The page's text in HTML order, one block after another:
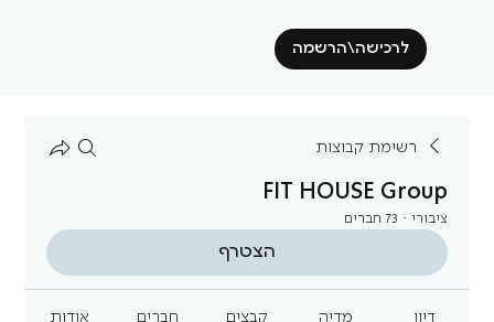
לרכישה\הרשמה
רשימת קבוצות
FIT HOUSE Group
ציבורי · 73 חברים
הצטרף
דיון מדיה קבצים חברים אודות